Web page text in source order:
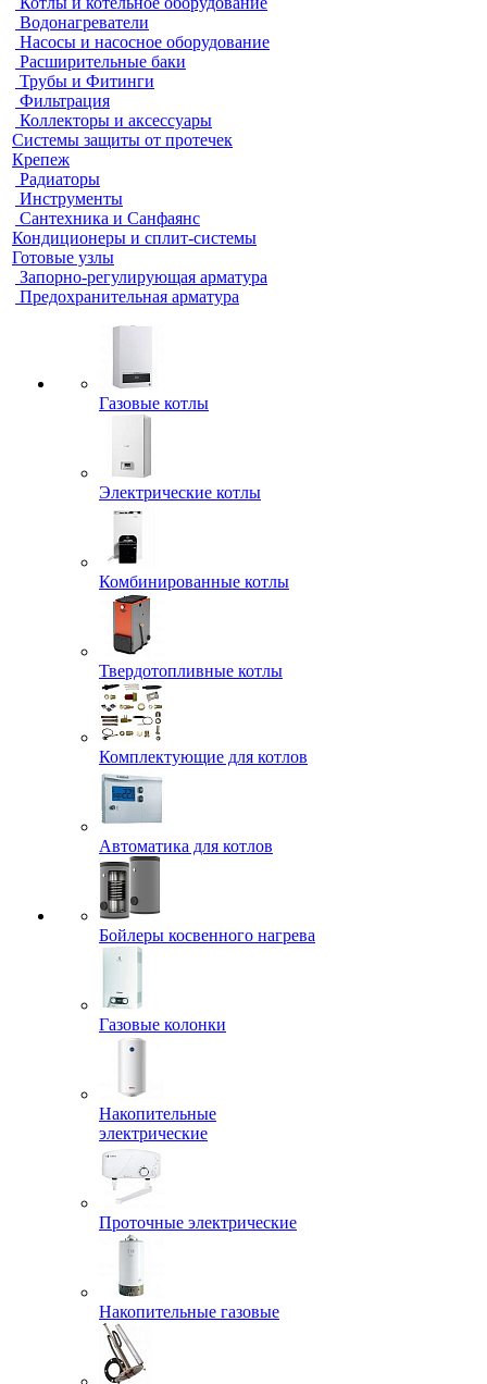
Водонагреватели
Насосы и насосное оборудование
Расширительные баки
Трубы и Фитинги
Фильтрация
Коллекторы и аксессуары
Системы защиты от протечек
Крепеж
Радиаторы
Инструменты
Сантехника и Санфаянс
Кондиционеры и сплит-системы
Готовые узлы
Запорно-регулирующая арматура
Предохранительная арматура
Газовые котлы
Электрические котлы
Комбинированные котлы
Твердотопливные котлы
Комплектующие для котлов
Автоматика для котлов
Бойлеры косвенного нагрева
Газовые колонки
Накопительные
электрические
Проточные электрические
Накопительные газовые